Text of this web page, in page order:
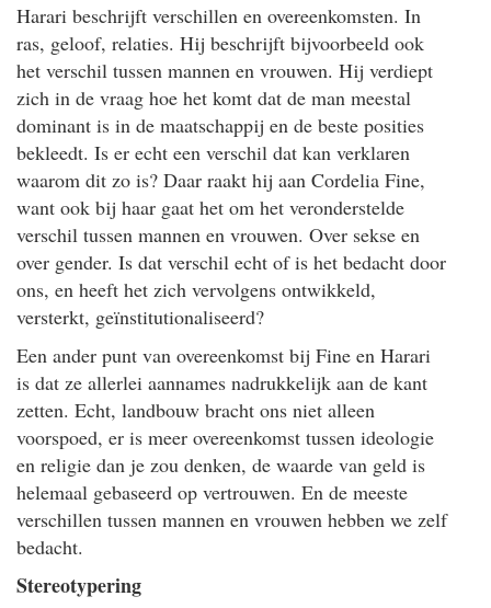
Harari beschrijft verschillen en overeenkomsten. In
ras, geloof, relaties. Hij beschrijft bijvoorbeeld ook
het verschil tussen mannen en vrouwen. Hij verdiept
zich in de vraag hoe het komt dat de man meestal
dominant is in de maatschappij en de beste posities
bekleedt. Is er echt een verschil dat kan verklaren
waarom dit zo is? Daar raakt hij aan Cordelia Fine,
want ook bij haar gaat het om het veronderstelde
verschil tussen mannen en vrouwen. Over sekse en
over gender. Is dat verschil echt of is het bedacht door
ons, en heeft het zich vervolgens ontwikkeld,
versterkt, geïnstitutionaliseerd?
Een ander punt van overeenkomst bij Fine en Harari
is dat ze allerlei aannames nadrukkelijk aan de kant
zetten. Echt, landbouw bracht ons niet alleen
voorspoed, er is meer overeenkomst tussen ideologie
en religie dan je zou denken, de waarde van geld is
helemaal gebaseerd op vertrouwen. En de meeste
verschillen tussen mannen en vrouwen hebben we zelf
bedacht.
Stereotypering